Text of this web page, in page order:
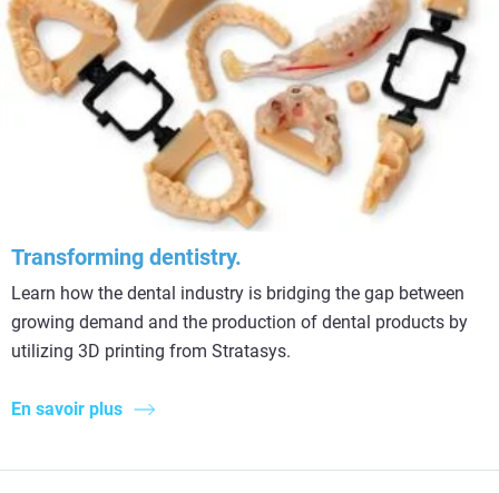
Transforming dentistry.
Learn how the dental industry is bridging the gap between
growing demand and the production of dental products by
utilizing 3D printing from Stratasys.
En savoir plus